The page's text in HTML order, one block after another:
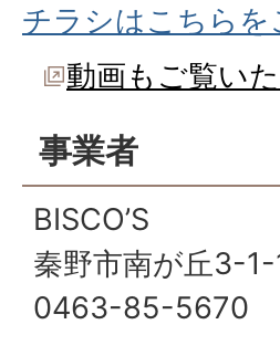
チラシはこちら
動画もご覧い
事業者
BISCO’S
秦野市南が丘3-
0463-85-5670